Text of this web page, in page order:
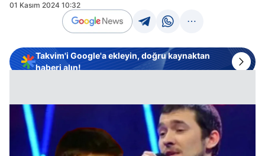
01 Kasım 2024 10:32
Takvim'i Google'a ekleyin, doğru kaynaktan
haberi alın!